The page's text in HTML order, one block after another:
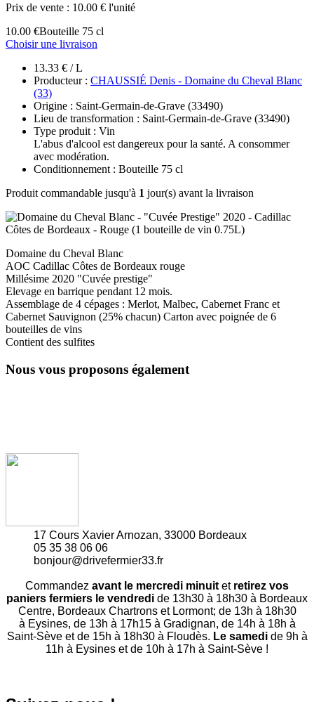
Prix de vente : 10.00 € l'unité
10.00 €Bouteille 75 cl
Choisir une livraison
13.33 € / L
Producteur : CHAUSSIÉ Denis - Domaine du Cheval Blanc
(33)
Origine : Saint-Germain-de-Grave (33490)
Lieu de transformation : Saint-Germain-de-Grave (33490)
Type produit : Vin
L'abus d'alcool est dangereux pour la santé. A consommer
avec modération.
Conditionnement : Bouteille 75 cl
Produit commandable jusqu'à 1 jour(s) avant la livraison
Domaine du Cheval Blanc
AOC Cadillac Côtes de Bordeaux rouge
Millésime 2020 "Cuvée prestige"
Elevage en barrique pendant 12 mois.
Assemblage de 4 cépages : Merlot, Malbec, Cabernet Franc et
Cabernet Sauvignon (25% chacun) Carton avec poignée de 6
bouteilles de vins
Contient des sulfites
Nous vous proposons également
17 Cours Xavier Arnozan, 33000 Bordeaux
05 35 38 06 06
bonjour@drivefermier33.fr
Commandez avant le mercredi minuit et retirez vos
paniers fermiers le vendredi de 13h30 à 18h30 à Bordeaux
Centre, Bordeaux Chartrons et Lormont; de 13h à 18h30
à Eysines, de 13h à 17h15 à Gradignan, de 14h à 18h à
Saint-Sève et de 15h à 18h30 à Floudès. Le samedi de 9h à
11h à Eysines et de 10h à 17h à Saint-Sève !